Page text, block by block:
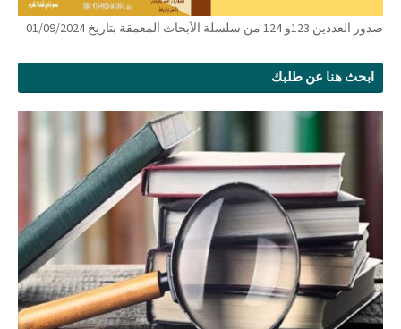
صدور العددين 123و 124 من سلسلة الأبحاث المعمقة بتاريخ 01/09/2024
ابحث هنا عن طلبك